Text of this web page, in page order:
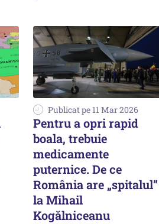
Publicat pe 11 Mar 2026
Pentru a opri rapid
boala, trebuie
medicamente
puternice. De ce
România are „spitalul”
la Mihail
Kogălniceanu